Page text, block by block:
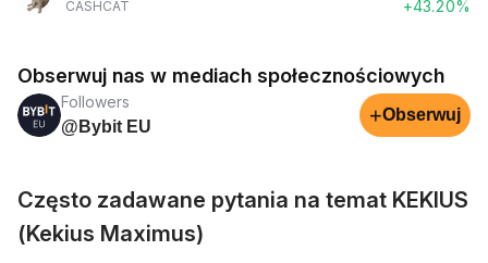
CASHCAT
+43.20%
Obserwuj nas w mediach społecznościowych
Followers
@Bybit EU
+Obserwuj
Często zadawane pytania na temat KEKIUS
(Kekius Maximus)